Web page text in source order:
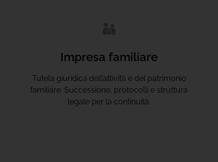
Impresa familiare
Tutela giuridica dell’attività e del patrimonio
familiare. Successione, protocolli e struttura
legale per la continuità.